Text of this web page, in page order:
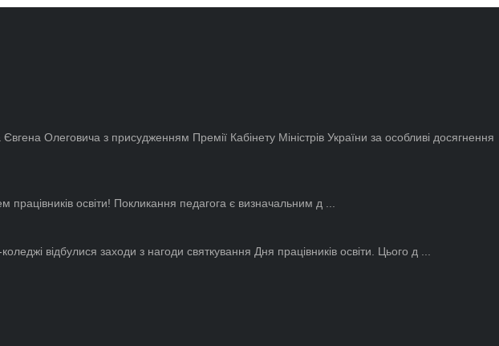
Олеговича з присудженням Премії Кабінету Міністрів України за особливі досягнення
освіти! Покликання педагога є визначальним д ...
відбулися заходи з нагоди святкування Дня працівників освіти. Цього д ...